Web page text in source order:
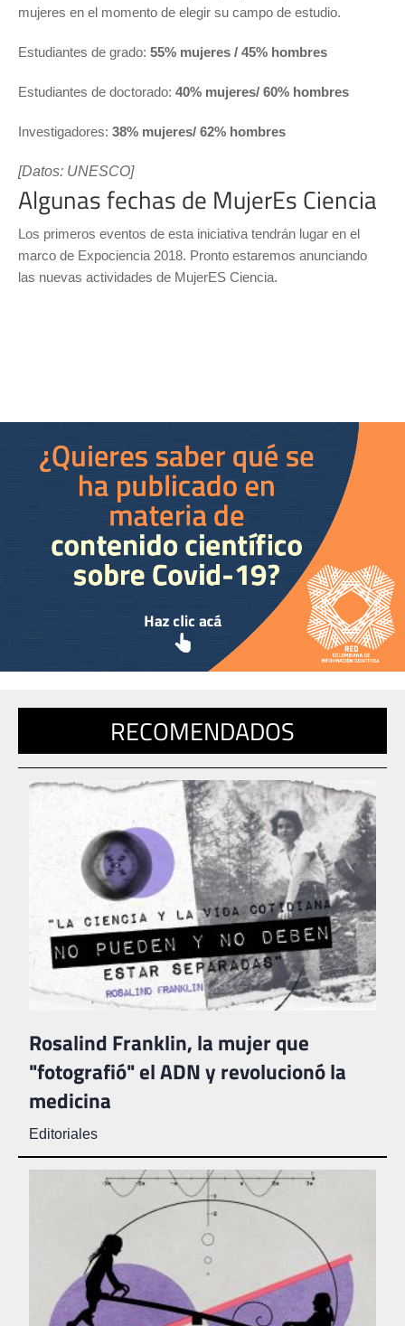
mujeres en el momento de elegir su campo de estudio.
Estudiantes de grado: 55% mujeres / 45% hombres
Estudiantes de doctorado: 40% mujeres/ 60% hombres
Investigadores: 38% mujeres/ 62% hombres
[Datos: UNESCO]
Algunas fechas de MujerEs Ciencia
Los primeros eventos de esta iniciativa tendrán lugar en el
marco de Expociencia 2018. Pronto estaremos anunciando
las nuevas actividades de MujerES Ciencia.
RECOMENDADOS
Rosalind Franklin, la mujer que
"fotografió" el ADN y revolucionó la
medicina
Editoriales